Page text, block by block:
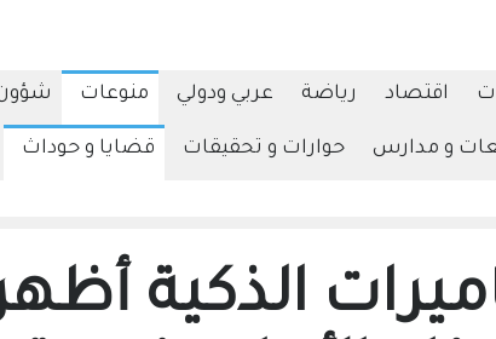
اقتصاد رياضة عربي ودولي منوعات شؤون
و مدارس حوارات و تحقيقات قضايا و حوداث
الذكية